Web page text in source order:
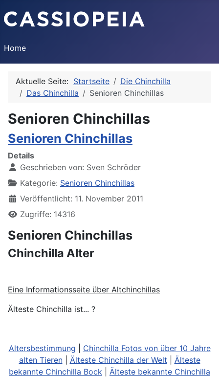
Home
Aktuelle Seite: Startseite
Die Chinchilla
Das Chinchilla
Senioren Chinchillas
Senioren Chinchillas
Senioren Chinchillas
Details
Geschrieben von: Sven Schröder
Kategorie: Senioren Chinchillas
Veröffentlicht: 11. November 2011
Zugriffe: 14316
Senioren Chinchillas
Chinchilla Alter
Eine Informationsseite über Altchinchillas
Älteste Chinchilla ist... ?
Altersbestimmung
Chinchilla Fotos von über 10 Jahre
alten Tieren| Älteste Chinchilla der Welt
Älteste
bekannte Chinchilla Bock
Älteste bekannte Chinchilla